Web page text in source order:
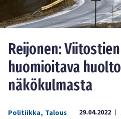
Reijonen:
huomioitava
näkökulmasta
Politiikka, Talous 29.04.2022